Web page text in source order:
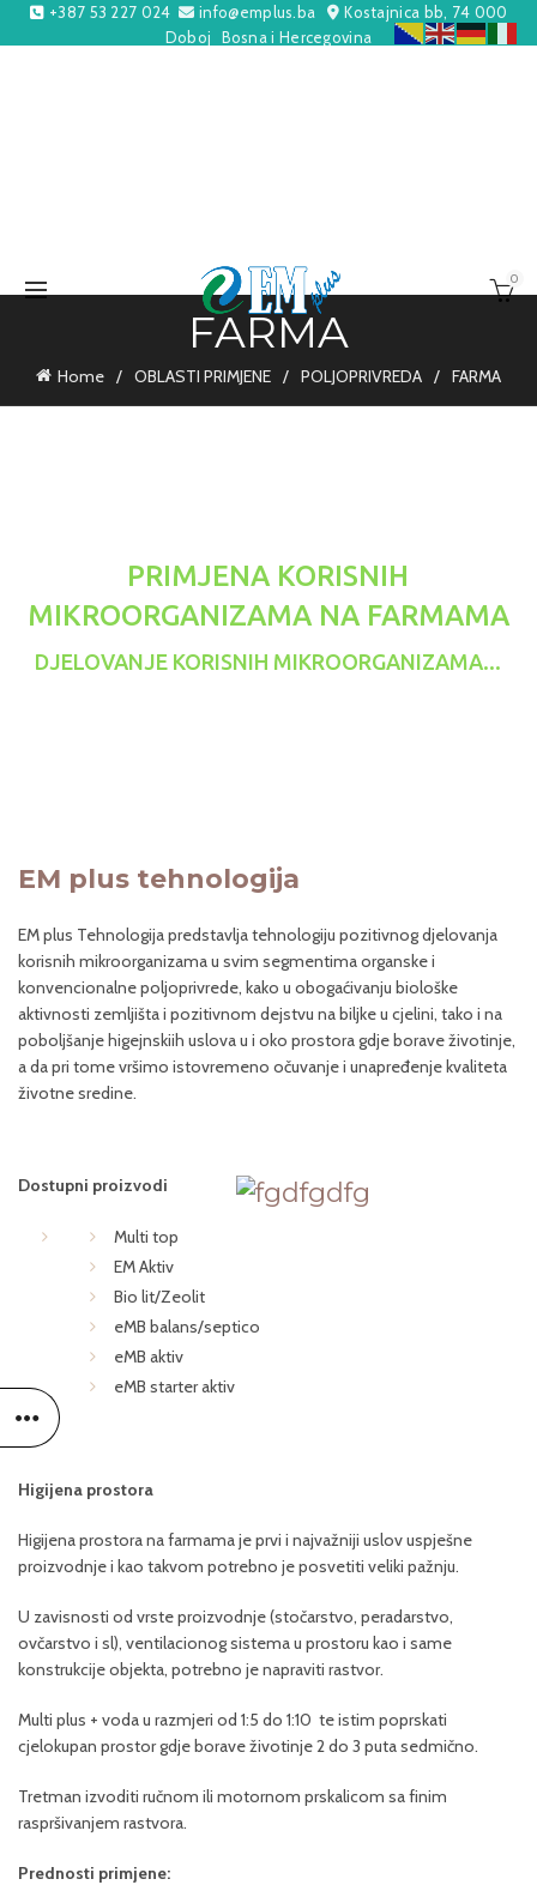
+387 53 227 024 info@emplus.ba
Kostajnica bb, 74 000
Doboj
Bosna i Hercegovina
0
FARMA
Home OBLASTI PRIMJENE POLJOPRIVREDA FARMA
PRIMJENA KORISNIH
MIKROORGANIZAMA NA FARMAMA
DJELOVANJE KORISNIH MIKROORGANIZAMA...
EM plus tehnologija
EM plus Tehnologija predstavlja tehnologiju pozitivnog djelovanja
korisnih mikroorganizama u svim segmentima organske i
konvencionalne poljoprivrede, kako u obogaćivanju biološke
aktivnosti zemljišta i pozitivnom dejstvu na biljke u cjelini, tako i na
poboljšanje higejnskiih uslova u i oko prostora gdje borave životinje,
a da pri tome vršimo istovremeno očuvanje i unapređenje kvaliteta
životne sredine.
Dostupni proizvodi
Multi top
EM Aktiv
Bio lit/Zeolit
eMB balans/septico
eMB aktiv
eMB starter aktiv
Higijena prostora
Higijena prostora na farmama je prvi i najvažniji uslov uspješne
proizvodnje i kao takvom potrebno je posvetiti veliki pažnju.
U zavisnosti od vrste proizvodnje (stočarstvo, peradarstvo,
ovčarstvo i sl), ventilacionog sistema u prostoru kao i same
konstrukcije objekta, potrebno je napraviti rastvor.
Multi plus + voda u razmjeri od 1:5 do 1:10 te istim poprskati
cjelokupan prostor gdje borave životinje 2 do 3 puta sedmično.
Tretman izvoditi ručnom ili motornom prskalicom sa finim
raspršivanjem rastvora.
Prednosti primjene: